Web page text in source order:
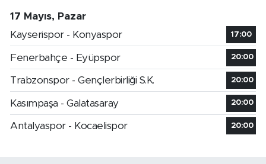
17 Mayıs, Pazar
Kayserispor - Konyaspor
17:00
Fenerbahçe - Eyüpspor 20:00
Trabzonspor - Gençlerbirliği S.K. 20:00
Kasımpaşa - Galatasaray 20:00
Antalyaspor - Kocaelispor 20:00